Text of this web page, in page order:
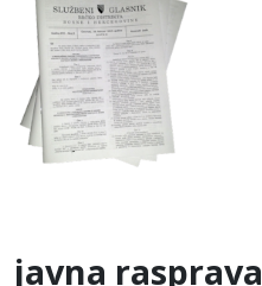
javna rasprava